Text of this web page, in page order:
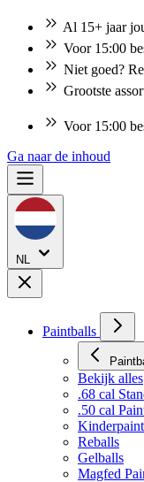
Al 15+ jaar
Voor 15:00
Niet goed?
Grootste
Voor 15:00
Ga naar de inhoud
NL
Paintballs
Bekijk alles
.68 cal
.50 cal
Reballs
Gelballs
Magfed